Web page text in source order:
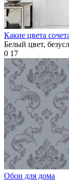
Какие цвета
Белый цвет,
0 17
Обои для дома